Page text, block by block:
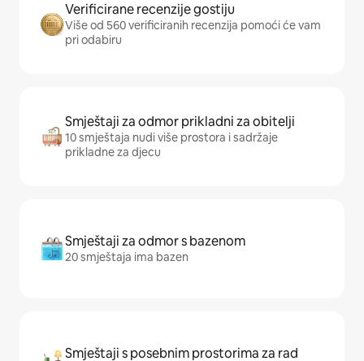
Verificirane recenzije gostiju
Više od 560 verificiranih recenzija pomoći će vam
pri odabiru
Smještaji za odmor prikladni za obitelji
10 smještaja nudi više prostora i sadržaje
prikladne za djecu
Smještaji za odmor s bazenom
20 smještaja ima bazen
Smještaji s posebnim prostorima za rad